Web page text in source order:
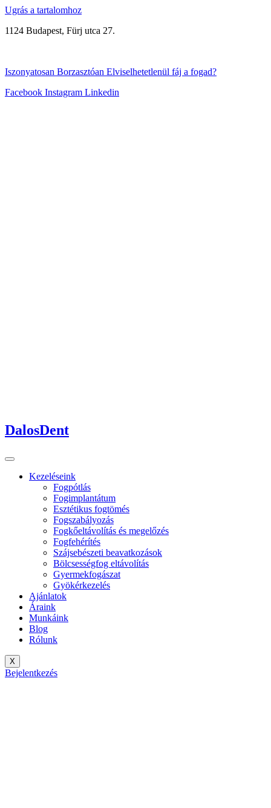
Ugrás a tartalomhoz
1124 Budapest, Fürj utca 27.
Iszonyatosan Borzasztóan Elviselhetetlenül fáj a fogad?
Facebook Instagram Linkedin
DalosDent
Kezeléseink
Fogpótlás
Fogimplantátum
Esztétikus fogtömés
Fogszabályozás
Fogkőeltávolítás és megelőzés
Fogfehérítés
Szájsebészeti beavatkozások
Bölcsességfog eltávolítás
Gyermekfogászat
Gyökérkezelés
Ajánlatok
Áraink
Munkáink
Blog
Rólunk
X
Bejelentkezés